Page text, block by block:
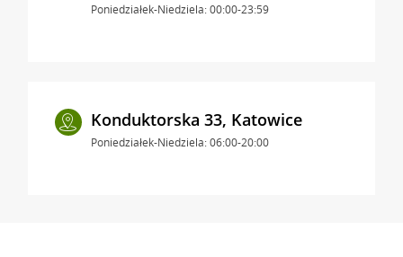
Poniedziałek-Niedziela: 00:00-23:59
Konduktorska 33, Katowice
Poniedziałek-Niedziela: 06:00-20:00